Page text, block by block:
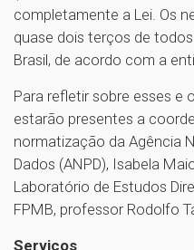
completamente a Lei. Os
quase dois terços de
Brasil, de acordo com a
Para refletir sobre esses
estarão presentes a
normatização da Agência
Dados (ANPD), Isabela
Laboratório de Estudos
FPMB, professor Rodolfo
Serviços